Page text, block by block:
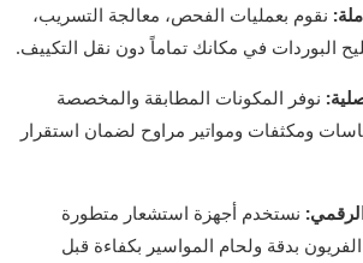
نقوم بعمليات الفحص، معالجة التسريب،
البوردات في مكانك تماماً دون نقل التكييف.
نوفر المكونات المطابقة والمخصصة
ومكثفات ومواتير مراوح لضمان استقرار
نستخدم أجهزة استشعار متطورة
بدقة ولحام المواسير بكفاءة قبل